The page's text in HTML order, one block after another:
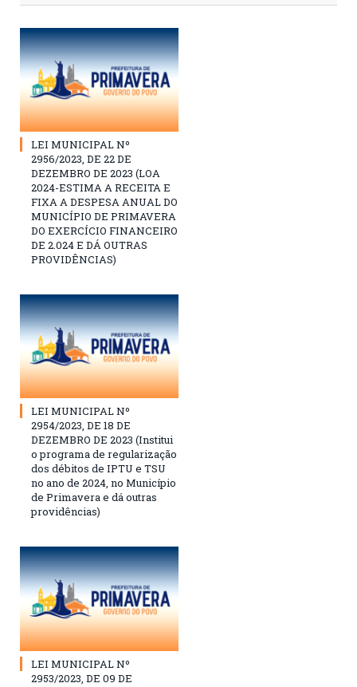
LEI MUNICIPAL Nº
2956/2023, DE 22 DE
DEZEMBRO DE 2023 (LOA
2024-ESTIMA A RECEITA E
FIXA A DESPESA ANUAL DO
MUNICÍPIO DE PRIMAVERA
DO EXERCÍCIO FINANCEIRO
DE 2.024 E DÁ OUTRAS
PROVIDÊNCIAS)
LEI MUNICIPAL Nº
2954/2023, DE 18 DE
DEZEMBRO DE 2023 (Institui
o programa de regularização
dos débitos de IPTU e TSU
no ano de 2024, no Município
de Primavera e dá outras
providências)
LEI MUNICIPAL Nº
2953/2023, DE 09 DE